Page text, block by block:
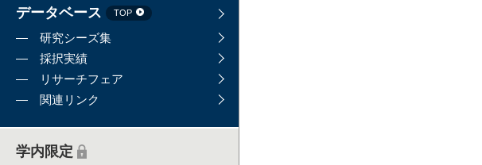
データベース TOP
研究シーズ集
採択実績
リサーチフェア
関連リンク
学内限定